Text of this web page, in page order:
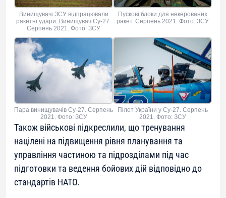
Винищувачі ЗСУ відпрацювали
ракетні удари. Винищувач Су-27.
Серпень 2021. Фото: ЗСУ
Пускові блоки для некерованих
ракет. Серпень 2021. Фото: ЗСУ
Пара винищувачів Су-27. Серпень
2021. Фото: ЗСУ
Пілот України у Су-27. Серпень
2021. Фото: ЗСУ
Також військові підкреслили, що тренування
націлені на підвищення рівня планування та
управління частиною та підрозділами під час
підготовки та ведення бойових дій відповідно до
стандартів НАТО.